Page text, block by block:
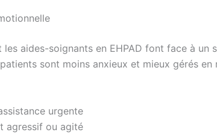
aides-soignants en EHPAD font face à un
sont moins anxieux et mieux gérés en
urgente
agressif ou agité